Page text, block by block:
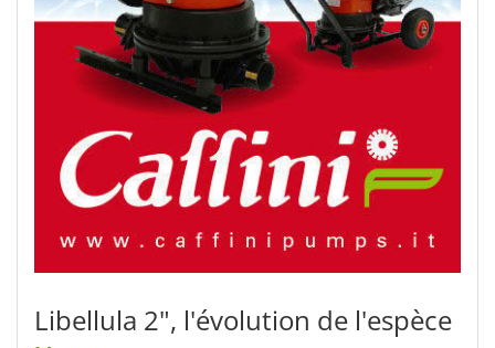
Libellula 2", l'évolution de l'espèce